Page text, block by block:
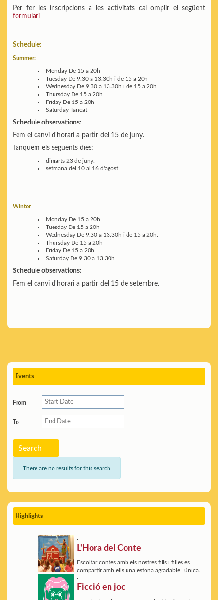
Per fer les inscripcions a les activitats cal omplir el següent
formulari
Schedule:
Summer:
Monday De 15 a 20h
Tuesday De 9.30 a 13.30h i de 15 a 20h
Wednesday De 9.30 a 13.30h i de 15 a 20h
Thursday De 15 a 20h
Friday De 15 a 20h
SaturdayTancat
Schedule observations:
Fem el canvi d'horari a partir del 15 de juny.
Tanquem els següents dies:
dimarts 23 de juny.
setmana del 10 al 16 d'agost
Winter
Monday De 15 a 20h
Tuesday De 15 a 20h
Wednesday De 9.30 a 13.30h i de 15 a 20h.
Thursday De 15 a 20h
Friday De 15 a 20h
Saturday De 9.30 a 13.30h
Schedule observations:
Fem el canvi d'horari a partir del 15 de setembre.
Events
From
To
Search
There are no results for this search
Highlights
L'Hora del Conte
Escoltar contes amb els nostres fills i filles es
compartir amb ells una estona agradable i única.
Ficció en joc